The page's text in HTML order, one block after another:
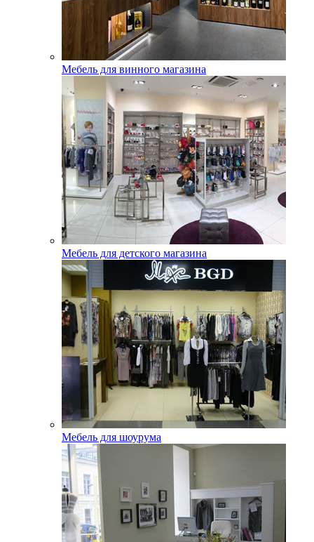
Мебель для винного магазина
Мебель для детского магазина
Мебель для шоурума